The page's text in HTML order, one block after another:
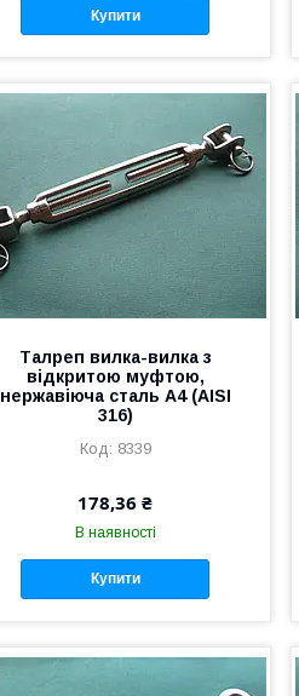
Купити
Талреп вилка-вилка з
відкритою муфтою,
нержавіюча сталь А4 (AISI
316)
8339
178,36 ₴
В наявності
Купити